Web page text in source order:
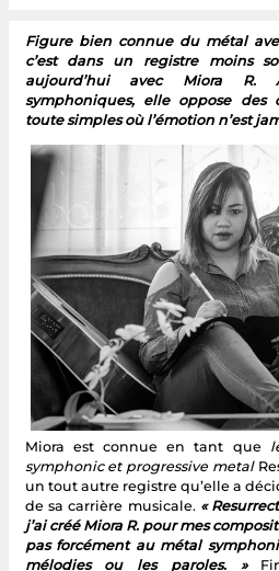
Figure bien connue du métal
c’est dans un registre moins
aujourd’hui avec Miora R.
symphoniques, elle oppose des
toute simples où l’émotion n’est
Miora est connue en tant que
symphonic et progressive metal
un tout autre registre qu’elle a
de sa carrière musicale. «
j’ai créé Miora R. pour mes
pas forcément au métal
mélodies ou les paroles. »